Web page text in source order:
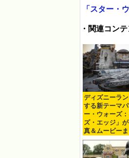
「スター・
・関連コン
ディズニーラ
する新テーマ
ー・ウォーズ
ズ・エッジ」
真＆ムービー